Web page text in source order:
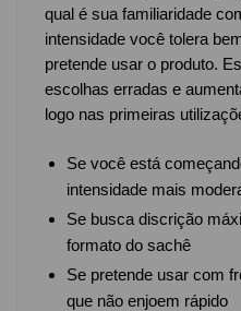
qual é sua familiaridade
intensidade você tolera
pretende usar o produto.
escolhas erradas e
logo nas primeiras
Se você está
intensidade mais
Se busca discrição
formato do sachê
Se pretende usar com
que não enjoem rápido